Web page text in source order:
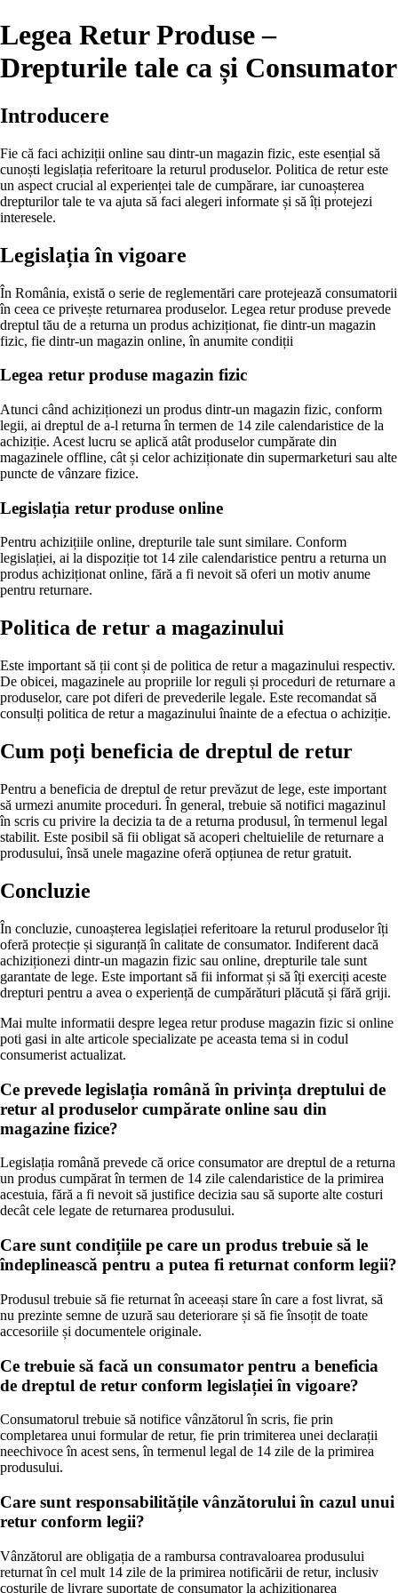
Legea Retur Produse –
Drepturile tale ca și Consumator
Introducere
Fie că faci achiziții online sau dintr-un magazin fizic, este esențial să
cunoști legislația referitoare la returul produselor. Politica de retur este
un aspect crucial al experienței tale de cumpărare, iar cunoașterea
drepturilor tale te va ajuta să faci alegeri informate și să îți protejezi
interesele.
Legislația în vigoare
În România, există o serie de reglementări care protejează consumatorii
în ceea ce privește returnarea produselor. Legea retur produse prevede
dreptul tău de a returna un produs achiziționat, fie dintr-un magazin
fizic, fie dintr-un magazin online, în anumite condiții
Legea retur produse magazin fizic
Atunci când achiziționezi un produs dintr-un magazin fizic, conform
legii, ai dreptul de a-l returna în termen de 14 zile calendaristice de la
achiziție. Acest lucru se aplică atât produselor cumpărate din
magazinele offline, cât și celor achiziționate din supermarketuri sau alte
puncte de vânzare fizice.
Legislația retur produse online
Pentru achizițiile online, drepturile tale sunt similare. Conform
legislației, ai la dispoziție tot 14 zile calendaristice pentru a returna un
produs achiziționat online, fără a fi nevoit să oferi un motiv anume
pentru returnare.
Politica de retur a magazinului
Este important să ții cont și de politica de retur a magazinului respectiv.
De obicei, magazinele au propriile lor reguli și proceduri de returnare a
produselor, care pot diferi de prevederile legale. Este recomandat să
consulți politica de retur a magazinului înainte de a efectua o achiziție.
Cum poți beneficia de dreptul de retur
Pentru a beneficia de dreptul de retur prevăzut de lege, este important
să urmezi anumite proceduri. În general, trebuie să notifici magazinul
în scris cu privire la decizia ta de a returna produsul, în termenul legal
stabilit. Este posibil să fii obligat să acoperi cheltuielile de returnare a
produsului, însă unele magazine oferă opțiunea de retur gratuit.
Concluzie
În concluzie, cunoașterea legislației referitoare la returul produselor îți
oferă protecție și siguranță în calitate de consumator. Indiferent dacă
achiziționezi dintr-un magazin fizic sau online, drepturile tale sunt
garantate de lege. Este important să fii informat și să îți exerciți aceste
drepturi pentru a avea o experiență de cumpărături plăcută și fără griji.
Mai multe informatii despre legea retur produse magazin fizic si online
poti gasi in alte articole specializate pe aceasta tema si in codul
consumerist actualizat.
Ce prevede legislația română în privința dreptului de
retur al produselor cumpărate online sau din
magazine fizice?
Legislația română prevede că orice consumator are dreptul de a returna
un produs cumpărat în termen de 14 zile calendaristice de la primirea
acestuia, fără a fi nevoit să justifice decizia sau să suporte alte costuri
decât cele legate de returnarea produsului.
Care sunt condițiile pe care un produs trebuie să le
îndeplinească pentru a putea fi returnat conform legii?
Produsul trebuie să fie returnat în aceeași stare în care a fost livrat, să
nu prezinte semne de uzură sau deteriorare și să fie însoțit de toate
accesoriile și documentele originale.
Ce trebuie să facă un consumator pentru a beneficia
de dreptul de retur conform legislației în vigoare?
Consumatorul trebuie să notifice vânzătorul în scris, fie prin
completarea unui formular de retur, fie prin trimiterea unei declarații
neechivoce în acest sens, în termenul legal de 14 zile de la primirea
produsului.
Care sunt responsabilitățile vânzătorului în cazul unui
retur conform legii?
Vânzătorul are obligația de a rambursa contravaloarea produsului
returnat în cel mult 14 zile de la primirea notificării de retur, inclusiv
costurile de livrare suportate de consumator la achiziționarea